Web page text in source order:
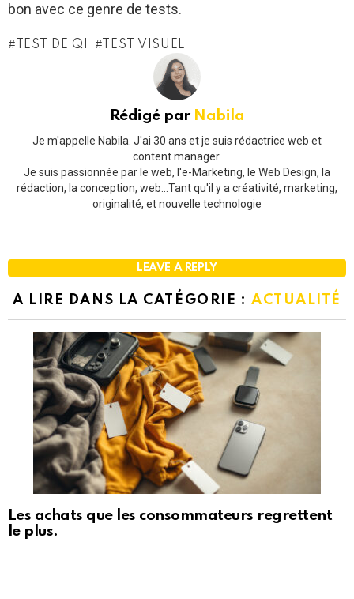
bon avec ce genre de tests.
TEST DE QI TEST VISUEL
Rédigé par Nabila
Je m'appelle Nabila. J'ai 30 ans et je suis rédactrice web et
content manager.
Je suis passionnée par le web, l'e-Marketing, le Web Design, la
rédaction, la conception, web...Tant qu'il y a créativité, marketing,
originalité, et nouvelle technologie
LEAVE A REPLY
A LIRE DANS LA CATÉGORIE : ACTUALITÉ
Les achats que les consommateurs regrettent
le plus.